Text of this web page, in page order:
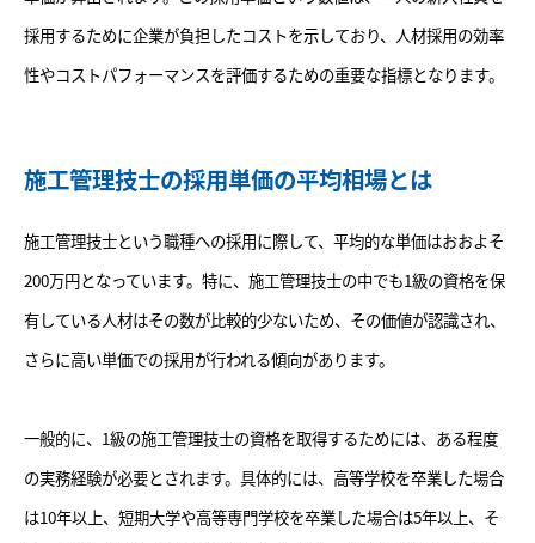
採用するために企業が負担したコストを示しており、人材採用の効率
性やコストパフォーマンスを評価するための重要な指標となります。
施工管理技士の採用単価の平均相場とは
施工管理技士という職種への採用に際して、平均的な単価はおおよそ
200万円となっています。特に、施工管理技士の中でも1級の資格を保
有している人材はその数が比較的少ないため、その価値が認識され、
さらに高い単価での採用が行われる傾向があります。
一般的に、1級の施工管理技士の資格を取得するためには、ある程度
の実務経験が必要とされます。具体的には、高等学校を卒業した場合
は10年以上、短期大学や高等専門学校を卒業した場合は5年以上、そ